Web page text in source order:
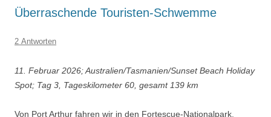
Überraschende Touristen-Schwemme
2 Antworten
11. Februar 2026; Australien/Tasmanien/Sunset Beach Holiday
Spot; Tag 3, Tageskilometer 60, gesamt 139 km
Von Port Arthur fahren wir in den Fortescue-Nationalpark.